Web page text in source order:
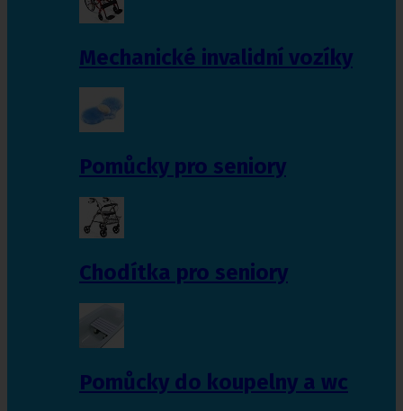
Mechanické invalidní vozíky
Pomůcky pro seniory
Chodítka pro seniory
Pomůcky do koupelny a wc